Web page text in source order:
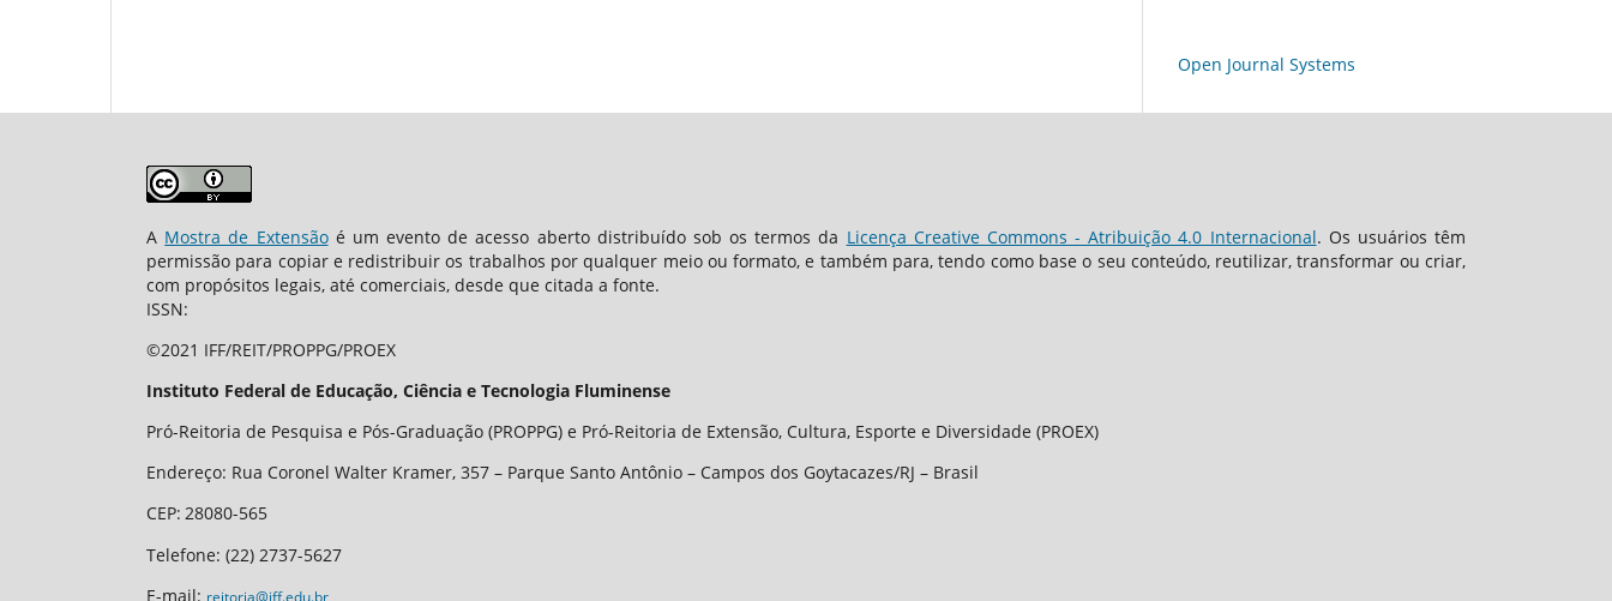
Open Journal Systems
A Mostra de Extensãoé um evento de acesso aberto distribuído sob os termos da Licença Creative Commons - Atribuição 4.0 Internacional. Os usuários têm
permissão para copiar e redistribuir os trabalhos por qualquer meio ou formato, e também para, tendo como base o seu conteúdo, reutilizar, transformar ou criar,
com propósitos legais, até comerciais, desde que citada a fonte.
ISSN:
©2021 IFF/REIT/PROPPG/PROEX
Instituto Federal de Educação, Ciência e Tecnologia Fluminense
Pró-Reitoria de Pesquisa e Pós-Graduação (PROPPG) e Pró-Reitoria de Extensão, Cultura, Esporte e Diversidade (PROEX)
Endereço: Rua Coronel Walter Kramer, 357 – Parque Santo Antônio – Campos dos Goytacazes/RJ – Brasil
CEP: 28080-565
Telefone: (22) 2737-5627
E-mail: reitoria@iff.edu.br